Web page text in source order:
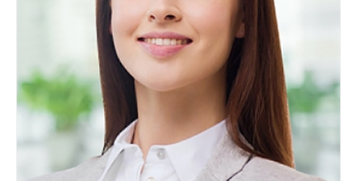
+7 800 900-80-90
no-reply@intecweb.ru